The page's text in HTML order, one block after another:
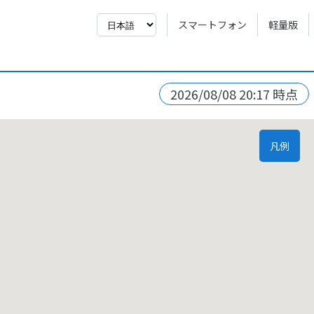
スマートフォン 軽量版
2026/08/08 20:17 時点
凡例